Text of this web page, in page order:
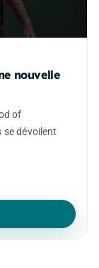
nouvelle
of
dévoilent